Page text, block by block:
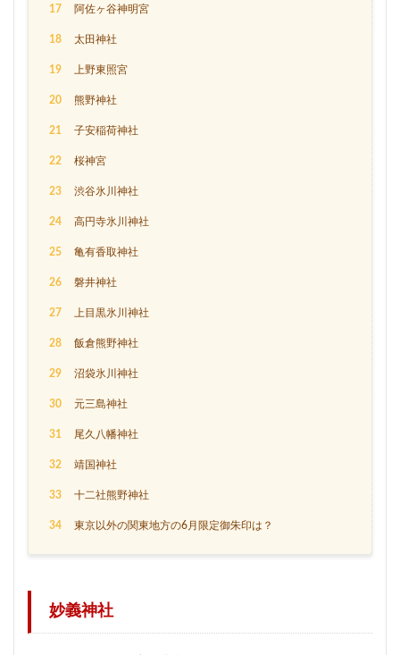
17 阿佐ヶ谷神明宮
18 太田神社
19 上野東照宮
20 熊野神社
21 子安稲荷神社
22 桜神宮
23 渋谷氷川神社
24 高円寺氷川神社
25 亀有香取神社
26 磐井神社
27 上目黒氷川神社
28 飯倉熊野神社
29 沼袋氷川神社
30 元三島神社
31 尾久八幡神社
32 靖国神社
33 十二社熊野神社
34 東京以外の関東地方の6月限定御朱印は？
妙義神社